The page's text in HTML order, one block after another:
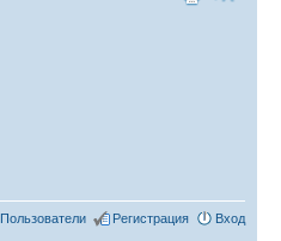
Пользователи Регистрация Вход